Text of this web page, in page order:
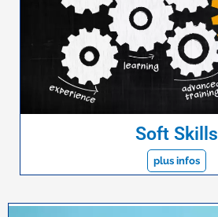
Soft Skills
plus infos